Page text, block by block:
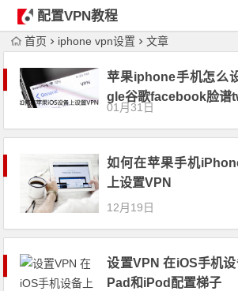
配置VPN教程
首页 iphone vpn设置 文章
苹果iphone手机怎么
gle谷歌facebook脸谱
01月31日
如何在苹果手机
上设置VPN
12月19日
设置VPN 在iOS手机
Pad和iPod配置梯子